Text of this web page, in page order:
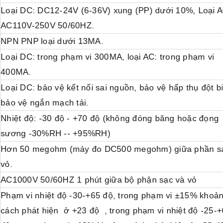
Loại DC: DC12-24V (6-36V) xung (PP) dưới 10%, Loại
AC110V-250V 50/60HZ.
NPN PNP loại dưới 13MA.
Loại DC: trong phạm vi 300MA, loại AC: trong phạm vi
400MA.
Loại DC: bảo vệ kết nối sai nguồn, bảo vệ hấp thụ đột
bảo vệ ngắn mạch tải.
Nhiệt độ: -30 độ - +70 độ (không đóng băng hoặc đọng
sương -30%RH -- +95%RH)
Hơn 50 megohm (máy đo DC500 megohm) giữa phần
vỏ.
AC1000V 50/60HZ 1 phút giữa bộ phận sạc và vỏ
Phạm vi nhiệt độ -30-+65 độ, trong phạm vi ±15%
cách phát hiện ở +23 độ , trong phạm vi nhiệt độ -25-